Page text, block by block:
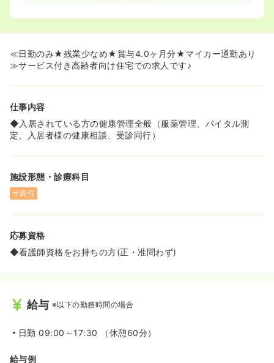
ただけるため、分からない事も聞きやすい環境です！
◆マイカー通勤可能なため、車通勤の方も安心して通勤い
ただけます！
す！
≪日勤のみ★残業少なめ★賞与4.0ヶ月分★マイカー通勤あり
≫サービス付き高齢者向け住宅での求人です♪
仕事内容
◆入居されている方の健康管理全般（服薬管理、バイタル測
定、入居者様の健康相談、受診同行）
施設形態・診療科目
サ高住
応募資格
◆看護師資格をお持ちの方(正・准問わず)
給与 ※以下の勤務時間の場合
日勤 09:00～17:30 （休憩60分）
給与例